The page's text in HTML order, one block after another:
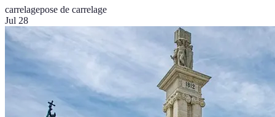
carrelagepose de carrelage
Jul 28